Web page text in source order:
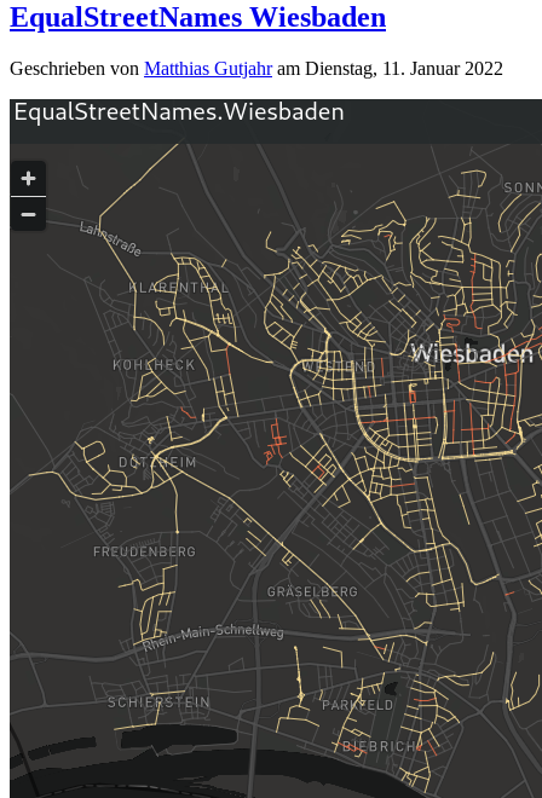
EqualStreetNames Wiesbaden
Geschrieben von Matthias Gutjahram Dienstag, 11. Januar 2022